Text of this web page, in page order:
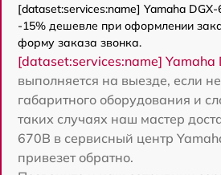
[dataset:services:name] Yamaha DGX-
-15% дешевле при оформлении
форму заказа звонка.
[dataset:services:name] Yamaha
выполняется на выезде, если
габаритного оборудования и
таких случаях наш мастер
670B в сервисный центр
привезет обратно.